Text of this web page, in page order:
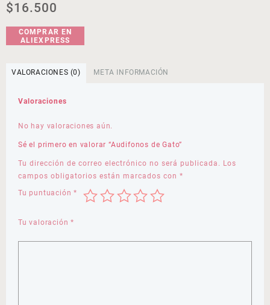
$16.500
COMPRAR EN
ALIEXPRESS
VALORACIONES (0) META INFORMACIÓN
Valoraciones
No hay valoraciones aún.
Sé el primero en valorar “Audifonos de Gato”
Tu dirección de correo electrónico no será publicada. Los
campos obligatorios están marcados con *
Tu puntuación*
Tu valoración*